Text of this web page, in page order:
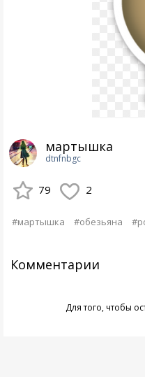
мартышка
dtnfnbgc
79 2
#мартышка #обезьяна
Комментарии
Для того, чтобы